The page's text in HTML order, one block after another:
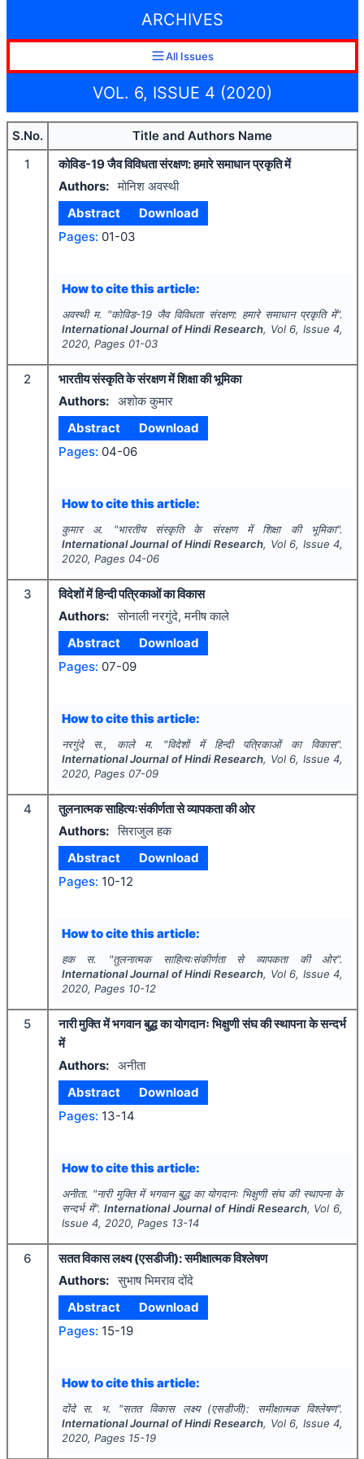
ARCHIVES
All Issues
VOL. 6, ISSUE 4 (2020)
S.No.
Title and Authors Name
1
कोविड-19 जैव विविधता संरक्षण: हमारे समाधान प्रकृति में
Authors: मोनिश अवस्थी
Abstract
Download
Pages: 01-03
How to cite this article:
अवस्थी म. "कोविड-19 जैव विविधता संरक्षण: हमारे समाधान प्रकृति में".
International Journal of Hindi Research, Vol 6, Issue4,
2020, Pages 01-03
2
भारतीय संस्कृति के संरक्षण में शिक्षा की भूमिका
Authors: अशोक कुमार
Abstract
Download
Pages: 04-06
How to cite this article:
कुमार अ. "भारतीय संस्कृति के संरक्षण में शिक्षा की भूमिका".
International Journal of Hindi Research, Vol 6, Issue4,
2020, Pages 04-06
3
विदेशों में हिन्दी पत्रिकाओं का विकास
Authors: सोनाली नरगुंदे, मनीष काले
Abstract
Download
Pages: 07-09
How to cite this article:
नरगुंदे स., काले म. "विदेशों में हिन्दी पत्रिकाओं का विकास".
International Journal of Hindi Research, Vol 6, Issue4,
2020, Pages 07-09
4
तुलनात्मक साहित्यःसंकीर्णता से व्यापकता की ओर
Authors: सिराजुल हक
Abstract
Download
Pages: 10-12
How to cite this article:
हक स. "तुलनात्मक साहित्यःसंकीर्णता से व्यापकता की ओर".
International Journal of Hindi Research, Vol 6, Issue4,
2020, Pages 10-12
5
नारी मुक्ति में भगवान बुद्ध का योगदानः भिक्षुणी संघ की स्थापना के सन्दर्भ
में
Authors: अनीता
Abstract
Download
Pages: 13-14
How to cite this article:
अनीता. "नारी मुक्ति में भगवान बुद्ध का योगदानः भिक्षुणी संघ की स्थापना के
सन्दर्भ में".International Journal of Hindi Research, Vol 6,
Issue 4, 2020, Pages 13-14
6
सतत विकास लक्ष्य (एसडीजी): समीक्षात्मक विश्लेषण
Authors: सुभाष भिमराव दोंदे
Abstract
Download
Pages: 15-19
How to cite this article:
दोंदे स. भ. "सतत विकास लक्ष्य (एसडीजी): समीक्षात्मक विश्लेषण".
International Journal of Hindi Research, Vol 6, Issue4,
2020, Pages 15-19